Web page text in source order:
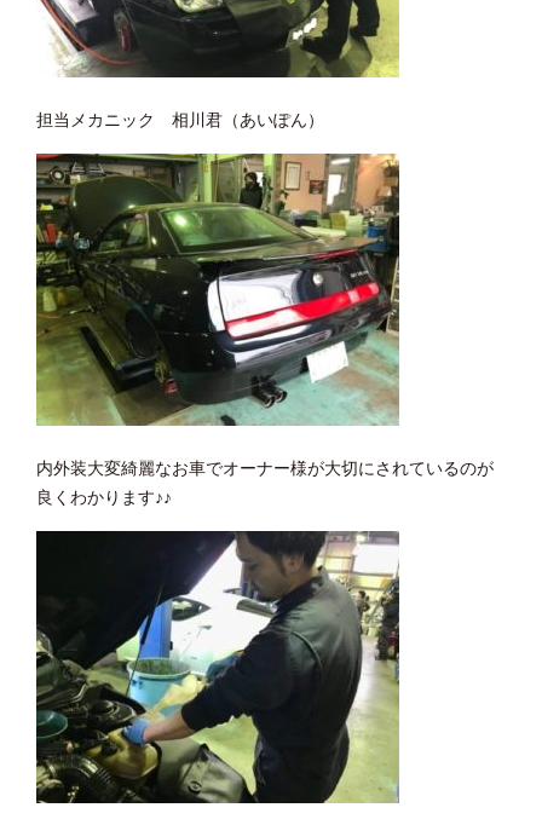
担当メカニック 相川君（あいぽん）
内外装大変綺麗なお車でオーナー様が大切にされているのが
良くわかります♪♪